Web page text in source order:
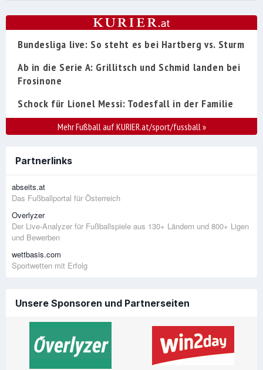
Bundesliga live: So steht es bei Hartberg vs. Sturm
Ab in die Serie A: Grillitsch und Schmid landen bei
Frosinone
Schock für Lionel Messi: Todesfall in der Familie
Mehr Fußball auf KURIER.at/sport/fussball»
Partnerlinks
abseits.at
Das Fußballportal für Österreich
Overlyzer
Der Live-Analyzer für Fußballspiele aus 130+ Ländern und 800+ Ligen
und Bewerben
wettbasis.com
Sportwetten mit Erfolg
Unsere Sponsoren und Partnerseiten